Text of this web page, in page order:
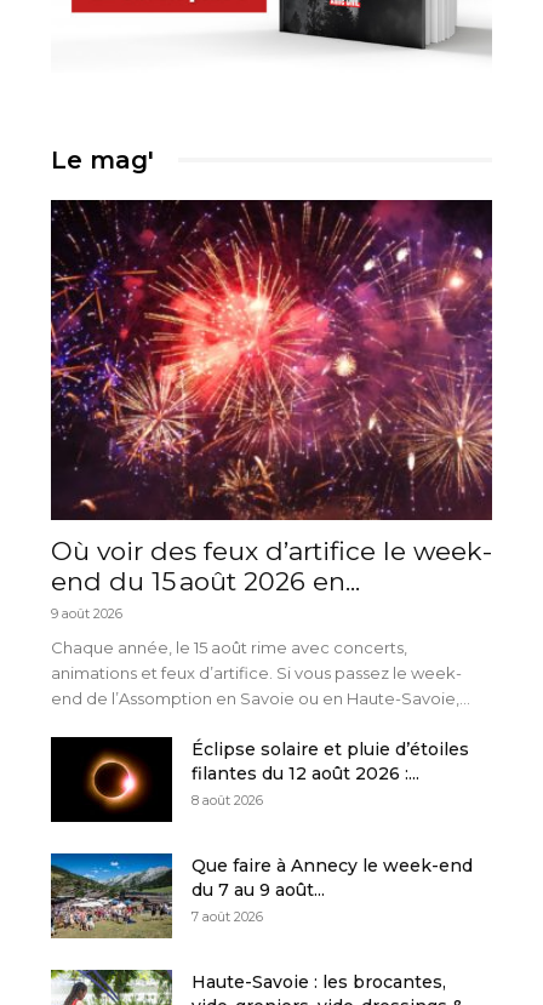
Le mag'
Où voir des feux d’artifice le week-
end du 15 août 2026 en...
9 août 2026
Chaque année, le 15 août rime avec concerts,
animations et feux d’artifice. Si vous passez le week-
end de l’Assomption en Savoie ou en Haute-Savoie,...
Éclipse solaire et pluie d’étoiles
filantes du 12 août 2026 :...
8 août 2026
Que faire à Annecy le week-end
du 7 au 9 août...
7 août 2026
Haute-Savoie : les brocantes,